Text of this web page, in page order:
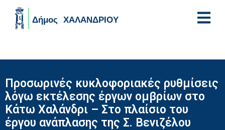
Προσωρινές κυκλοφοριακές ρυθμίσεις
λόγω εκτέλεσης έργων ομβρίων στο
Κάτω Χαλάνδρι – Στο πλαίσιο του
έργου ανάπλασης της Σ. Βενιζέλου